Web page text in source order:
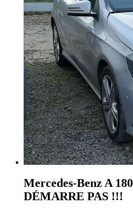
Mercedes-Benz A 180
DÉMARRE PAS !!!